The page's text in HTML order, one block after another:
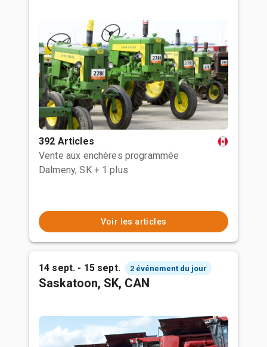
392 Articles
Vente aux enchères programmée
Dalmeny, SK + 1 plus
Voir les articles
14 sept. - 15 sept. 2 événement du jour
Saskatoon, SK, CAN